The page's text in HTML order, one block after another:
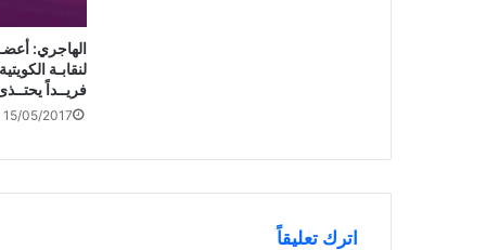
الهاجري:
لنقابـة
فريــداً
15/05/2017
اترك تعليقاً